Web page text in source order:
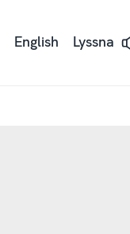
English Lyssna
Lyssna